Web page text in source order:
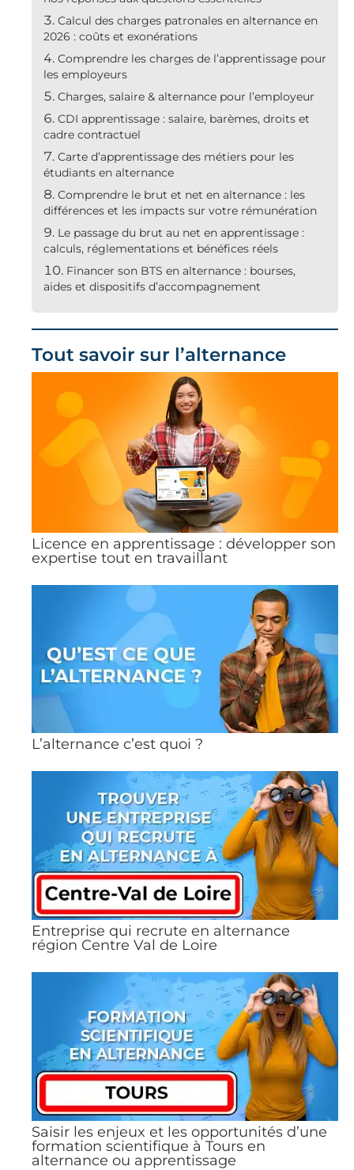
Calcul des charges patronales en alternance en
2026 : coûts et exonérations
Comprendre les charges de l’apprentissage pour
les employeurs
Charges, salaire & alternance pour l’employeur
CDI apprentissage : salaire, barèmes, droits et
cadre contractuel
Carte d’apprentissage des métiers pour les
étudiants en alternance
Comprendre le brut et net en alternance : les
différences et les impacts sur votre rémunération
Le passage du brut au net en apprentissage :
calculs, réglementations et bénéfices réels
Financer son BTS en alternance : bourses,
aides et dispositifs d’accompagnement
Tout savoir sur l’alternance
Licence en apprentissage : développer son
expertise tout en travaillant
L’alternance c’est quoi ?
Entreprise qui recrute en alternance
région Centre Val de Loire
Saisir les enjeux et les opportunités d’une
formation scientifique à Tours en
alternance ou apprentissage